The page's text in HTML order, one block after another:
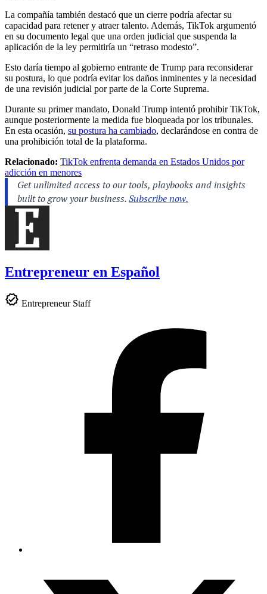
La compañía también destacó que un cierre podría afectar su
capacidad para retener y atraer talento. Además, TikTok argumentó
en su documento legal que una orden judicial que suspenda la
aplicación de la ley permitiría un “retraso modesto”.
Esto daría tiempo al gobierno entrante de Trump para reconsiderar
su postura, lo que podría evitar los daños inminentes y la necesidad
de una revisión judicial por parte de la Corte Suprema.
Durante su primer mandato, Donald Trump intentó prohibir TikTok,
aunque posteriormente la medida fue bloqueada por los tribunales.
En esta ocasión, su postura ha cambiado, declarándose en contra de
una prohibición total de la plataforma.
Relacionado: TikTok enfrenta demanda en Estados Unidos por
adicción en menores
Entrepreneur en Español
Entrepreneur Staff